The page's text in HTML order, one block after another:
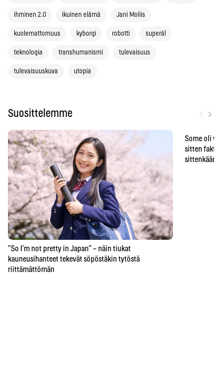
ihminen 2.0 ikuinen elämä Jani Moliis
kuolemattomuus kyborgi robotti superäl
teknologia transhumanismi tulevaisuus
tulevaisuuskuva utopia
Suosittelemme ›
”So I’m not pretty in Japan” – näin tiukat
kauneusihanteet tekevät söpöstäkin tytöstä
riittämättömän
Some oli
sitten
sittenkään